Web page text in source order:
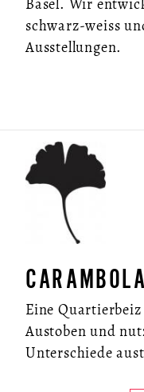
schwarz-weiss
Ausstellungen.
Eine
Austoben und
Unterschiede